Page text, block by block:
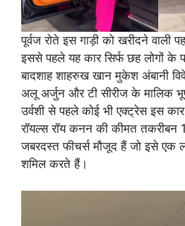
पूर्वज रोते इस गाड़ी को खरीदने वाली
इससे पहले यह कार सिर्फ छह लोगों के
बादशाह शाहरुख खान मुकेश अंबानी
अलू अर्जुन और टी सीरीज के मालिक
उर्वशी से पहले कोई भी एक्ट्रेस इस
रॉयल्स रॉय कनन की कीमत तकरीबन
जबरदस्त फीचर्स मौजूद हैं जो इसे एक
शमिल करते हैं।